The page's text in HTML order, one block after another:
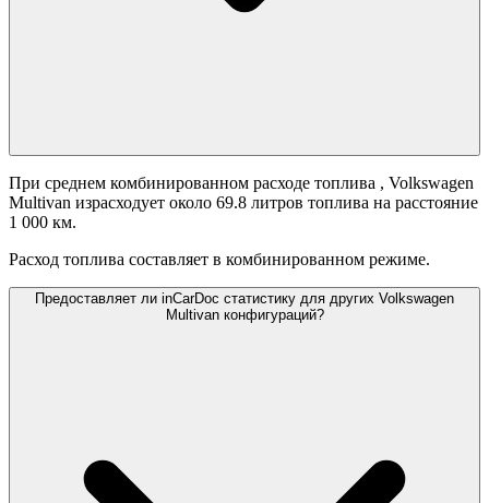
При среднем комбинированном расходе топлива , Volkswagen
Multivan израсходует около 69.8 литров топлива на расстояние
1 000 км.
Расход топлива составляет в комбинированном режиме.
Предоставляет ли inCarDoc статистику для других Volkswagen
Multivan конфигураций?